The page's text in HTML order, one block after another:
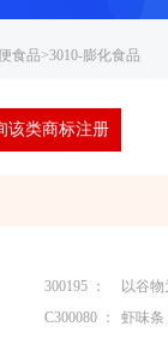
食品>3010-膨化食品
该类商标注册
300195 ：
以谷
C300080 ：
虾味条